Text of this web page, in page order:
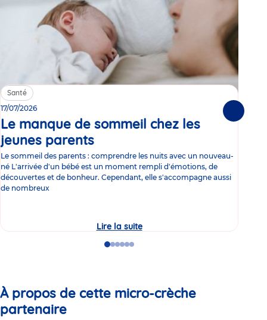
Santé
17/07/2026
Le manque de sommeil chez les
jeunes parents
Le sommeil des parents : comprendre les nuits avec un nouveau-
né L'arrivée d'un bébé est un moment rempli d'émotions, de
découvertes et de bonheur. Cependant, elle s'accompagne aussi
de nombreux
Lire la suiteLe
manque
parents
GoGoGoGo
GoGo
À propos de cette micro-crèche
partenaire